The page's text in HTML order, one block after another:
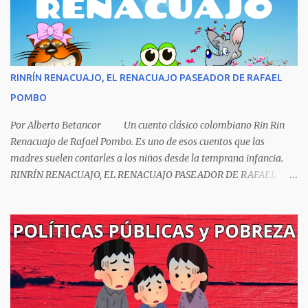
fue negado por razones políticas, pero como hombre de principios
y sabiendo que sus posturas ideológicas eran un óbice para
obtenerlo, prefirió sus principios que el Nobel. Jorg...
RINRÍN RENACUAJO, EL RENACUAJO PASEADOR DE RAFAEL
POMBO
Por Alberto Betancor Un cuento clásico colombiano Rin Rin
Renacuajo de Rafael Pombo. Es uno de esos cuentos que las
madres suelen contarles a los niños desde la temprana infancia.
RINRÍN RENACUAJO, EL RENACUAJO PASEADOR DE RAFAEL
Sombrero encintado y chupa de boda. -¡Muchacho, no salgas!- le
grita mamá pero él hace un gesto y orondo se va. Halló en el
camino, a un ratón vecino Y le dijo: -¡amigo!- venga usted conmigo,
Visitemos juntos a doña ratona Y habrá francachela y habrá
comilona. A poco llegaron, y avanza ratón, Estírase el cuello, coge